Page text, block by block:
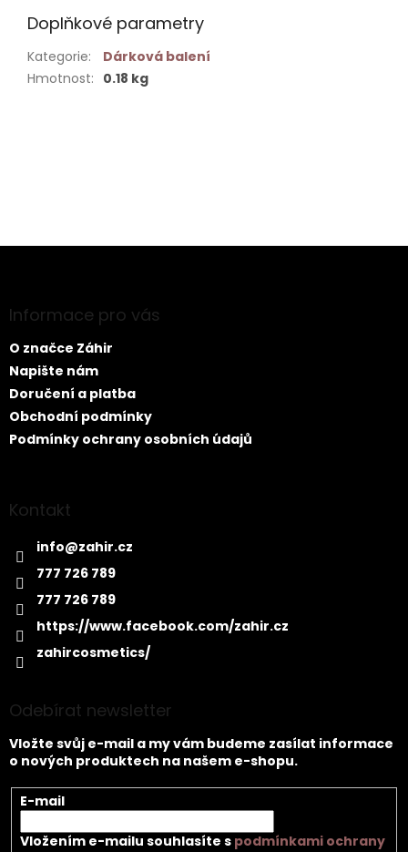
Doplňkové parametry
Kategorie:
Dárková balení
Hmotnost: 0.18 kg
Z
aInformace pro vás
O značce Záhir
Napište nám
Doručení a platba
Obchodní podmínky
Podmínky ochrany osobních údajů
Kontakt
info@zahir.cz
777 726 789
777 726 789
https://www.facebook.com/zahir.cz
zahircosmetics/
Odebírat newsletter
Vložte svůj e-mail a my vám budeme zasílat informace
o nových produktech na našem e-shopu.
E-mail
Vložením e-mailu souhlasíte s podmínkami ochrany